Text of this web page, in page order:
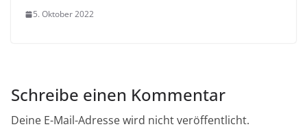
5. Oktober 2022
Schreibe einen Kommentar
Deine E-Mail-Adresse wird nicht veröffentlicht.